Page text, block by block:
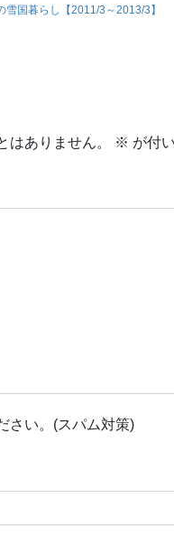
雪国暮らし【2011/3～2013/3】
はありません。 ※ が付
さい。(スパム対策)